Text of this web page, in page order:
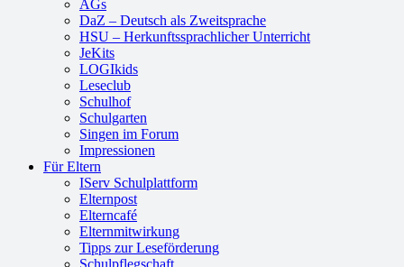
AGs
DaZ – Deutsch als Zweitsprache
HSU – Herkunftssprachlicher Unterricht
JeKits
LOGIkids
Leseclub
Schulhof
Schulgarten
Singen im Forum
Impressionen
Für Eltern
IServ Schulplattform
Elternpost
Elterncafé
Elternmitwirkung
Tipps zur Leseförderung
Schulpflegschaft